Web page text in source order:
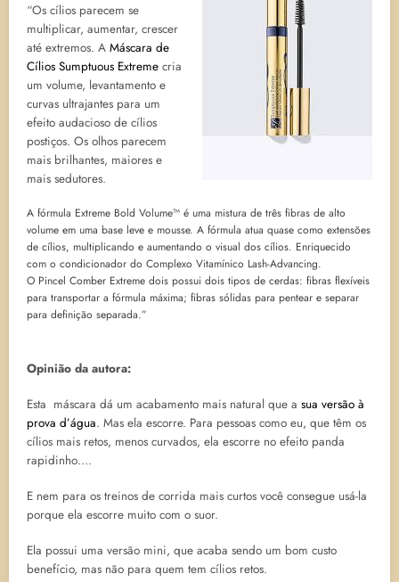
“Os cílios parecem se
multiplicar, aumentar, crescer
até extremos. A Máscara de
Cílios Sumptuous Extreme cria
um volume, levantamento e
curvas ultrajantes para um
efeito audacioso de cílios
postiços. Os olhos parecem
mais brilhantes, maiores e
mais sedutores.
A fórmula Extreme Bold Volume™ é uma mistura de três fibras de alto
volume em uma base leve e mousse. A fórmula atua quase como extensões
de cílios, multiplicando e aumentando o visual dos cílios. Enriquecido
com o condicionador do Complexo Vitamínico Lash-Advancing.
O Pincel Comber Extreme dois possui dois tipos de cerdas: fibras flexíveis
para transportar a fórmula máxima; fibras sólidas para pentear e separar
para definição separada.”
Opinião da autora:
Esta máscara dá um acabamento mais natural que a sua versão à
prova d’água. Mas ela escorre. Para pessoas como eu, que têm os
cílios mais retos, menos curvados, ela escorre no efeito panda
rapidinho….
E nem para os treinos de corrida mais curtos você consegue usá-la
porque ela escorre muito com o suor.
Ela possui uma versão mini, que acaba sendo um bom custo
benefício, mas não para quem tem cílios retos.